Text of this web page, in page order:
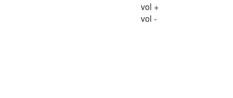
vol +
vol -